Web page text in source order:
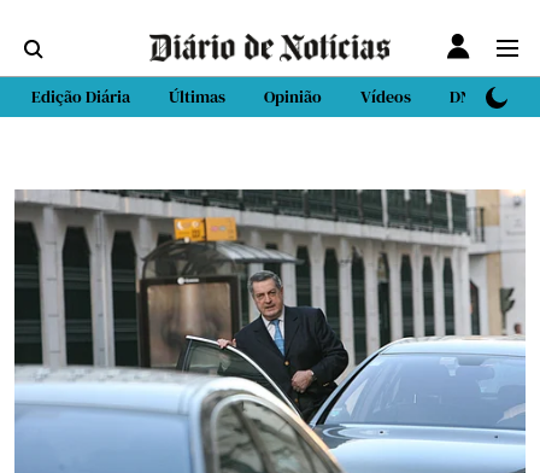
Edição Diária Últimas Opinião Vídeos DN Sport